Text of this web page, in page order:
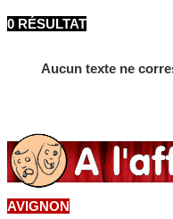
0 RÉSULTAT
Aucun texte ne
AVIGNON